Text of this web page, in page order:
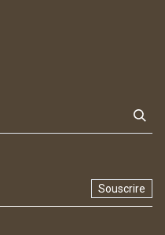
Souscrire